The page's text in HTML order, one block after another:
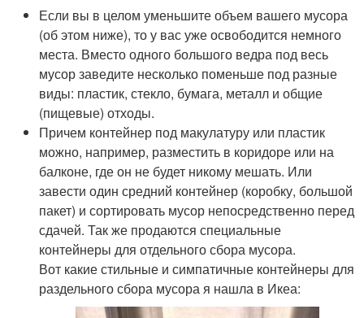
Если вы в целом уменьшите объем вашего мусора
(об этом ниже), то у вас уже освободится немного
места. Вместо одного большого ведра под весь
мусор заведите несколько поменьше под разные
виды: пластик, стекло, бумага, металл и общие
(пищевые) отходы.
Причем контейнер под макулатуру или пластик
можно, например, разместить в коридоре или на
балконе, где он не будет никому мешать. Или
завести один средний контейнер (коробку, большой
пакет) и сортировать мусор непосредственно перед
сдачей. Так же продаются специальные
контейнеры для отдельного сбора мусора.
Вот какие стильные и симпатичные контейнеры для
раздельного сбора мусора я нашла в Икеа: